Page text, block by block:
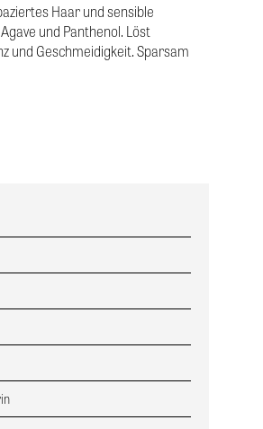
Haar und sensible
und Panthenol. Löst
und Geschmeidigkeit. Sparsam